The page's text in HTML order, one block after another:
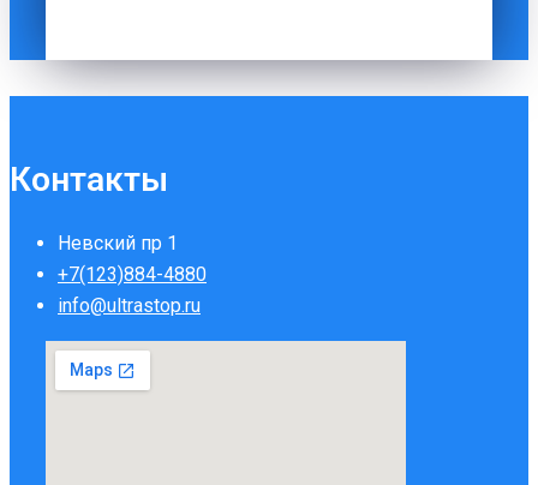
Контакты
Невский пр 1
+7(123)884-4880
info@ultrastop.ru